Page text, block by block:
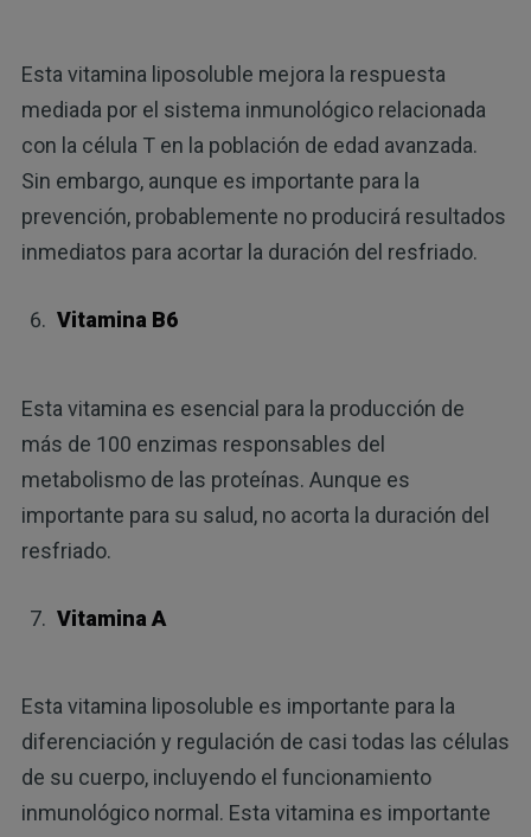
Esta vitamina liposoluble mejora la respuesta
mediada por el sistema inmunológico relacionada
con la célula T en la población de edad avanzada.
Sin embargo, aunque es importante para la
prevención, probablemente no producirá resultados
inmediatos para acortar la duración del resfriado.
Vitamina B6
Esta vitamina es esencial para la producción de
más de 100 enzimas responsables del
metabolismo de las proteínas. Aunque es
importante para su salud, no acorta la duración del
resfriado.
Vitamina A
Esta vitamina liposoluble es importante para la
diferenciación y regulación de casi todas las células
de su cuerpo, incluyendo el funcionamiento
inmunológico normal. Esta vitamina es importante